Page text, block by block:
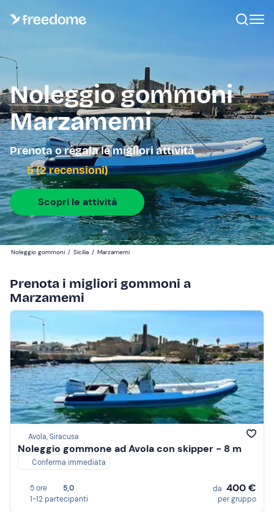
Noleggio gommoni
Marzamemi
Prenota o regala le migliori attività
5 (2 recensioni)
Scopri le attività
Noleggio gommoni / Sicilia / Marzamemi
Prenota i migliori gommoni a
Marzamemi
Avola, Siracusa
Noleggio gommone ad Avola con skipper - 8 m
Conferma immediata
5 ore
5,0
1-12 partecipanti
da 400 €
per gruppo